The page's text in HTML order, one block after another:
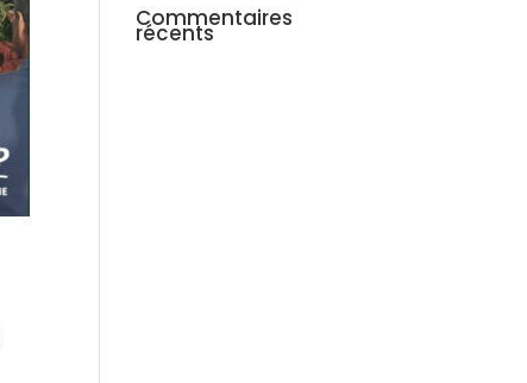
Commentaires
récents